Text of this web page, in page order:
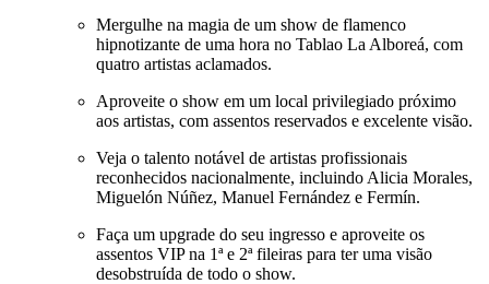
Mergulhe na magia de um show de flamenco
hipnotizante de uma hora no Tablao La Alboreá, com
quatro artistas aclamados.
Aproveite o show em um local privilegiado próximo
aos artistas, com assentos reservados e excelente visão.
Veja o talento notável de artistas profissionais
reconhecidos nacionalmente, incluindo Alicia Morales,
Miguelón Núñez, Manuel Fernández e Fermín.
Faça um upgrade do seu ingresso e aproveite os
assentos VIP na 1ª e 2ª fileiras para ter uma visão
desobstruída de todo o show.